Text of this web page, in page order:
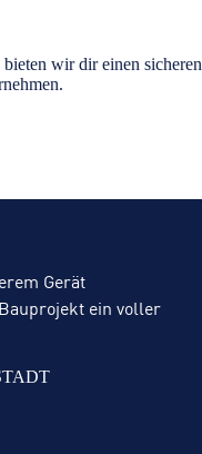
wir dir einen sicheren
Gerät
ein voller
| EISENSTADT